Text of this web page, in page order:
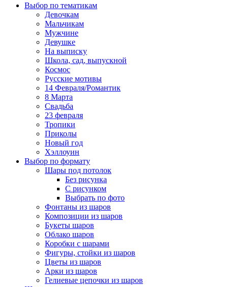
Выбор по тематикам
Девочкам
Мальчикам
Мужчине
Девушке
На выписку
Школа, сад, выпускной
Космос
Русские мотивы
14 Февраля/Романтик
8 Марта
Свадьба
23 февраля
Тропики
Приколы
Новый год
Хэллоуин
Выбор по формату
Шары под потолок
Без рисунка
С рисунком
Выбрать по фото
Фонтаны из шаров
Композиции из шаров
Букеты шаров
Облако шаров
Коробки с шарами
Фигуры, стойки из шаров
Цветы из шаров
Арки из шаров
Гелиевые цепочки из шаров